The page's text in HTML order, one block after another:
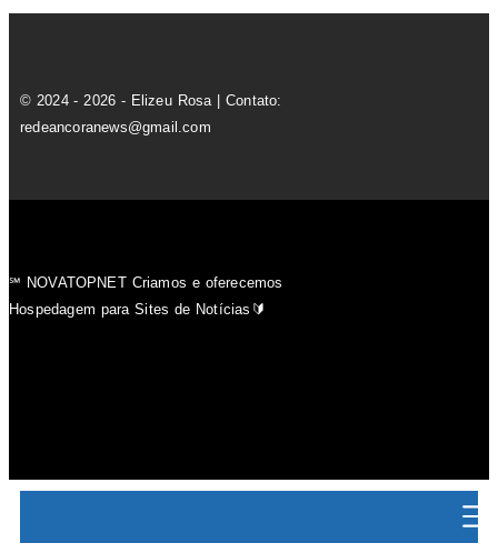
© 2024 - 2026 - Elizeu Rosa | Contato:
redeancoranews@gmail.com
℠ NOVATOPNET Criamos e oferecemos
Hospedagem para Sites de Notícias🔰